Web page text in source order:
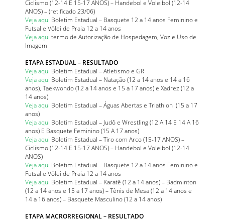
Ciclismo (12-14 E 15-17 ANOS) – Handebol e Voleibol (12-14
ANOS) – (retificado 23/06)
Veja aqui Boletim Estadual – Basquete 12 a 14 anos Feminino e
Futsal e Vôlei de Praia 12 a 14 anos
Veja aqui termo de Autorização de Hospedagem, Voz e Uso de
Imagem
ETAPA ESTADUAL – RESULTADO
Veja aqui Boletim Estadual – Atletismo e GR
Veja aqui Boletim Estadual – Natação (12 a 14 anos e 14 a 16
anos), Taekwondo (12 a 14 anos e 15 a 17 anos) e Xadrez (12 a
14 anos)
Veja aqui Boletim Estadual – Águas Abertas e Triathlon (15 a 17
anos)
Veja aqui Boletim Estadual – Judô e Wrestling (12 A 14 E 14 A 16
anos) E Basquete Feminino (15 A 17 anos)
Veja aqui Boletim Estadual – Tiro com Arco (15-17 ANOS) –
Ciclismo (12-14 E 15-17 ANOS) – Handebol e Voleibol (12-14
ANOS)
Veja aqui Boletim Estadual – Basquete 12 a 14 anos Feminino e
Futsal e Vôlei de Praia 12 a 14 anos
Veja aqui Boletim Estadual – Karatê (12 a 14 anos) – Badminton
(12 a 14 anos e 15 a 17 anos) – Tênis de Mesa (12 a 14 anos e
14 a 16 anos) – Basquete Masculino (12 a 14 anos)
ETAPA MACRORREGIONAL – RESULTADO